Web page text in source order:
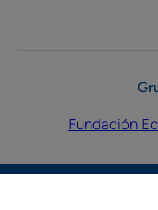
Fundación